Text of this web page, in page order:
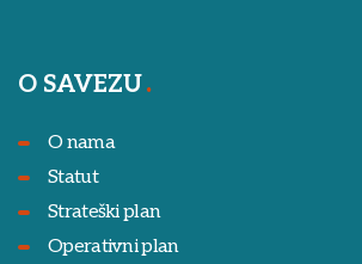
O SAVEZU
O nama
Statut
Strateški plan
Operativni plan